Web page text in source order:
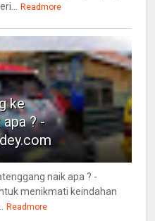
Readmore
ke
? -
naik apa ? -
menikmati keindahan
Readmore